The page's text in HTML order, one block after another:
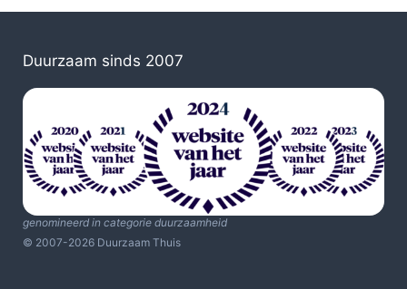
Duurzaam sinds 2007
genomineerd in categorie duurzaamheid
© 2007-2026 Duurzaam Thuis